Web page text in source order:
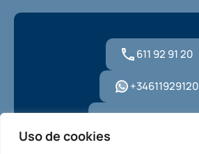
Uso de cookies
611 92 91 20
+34611929120